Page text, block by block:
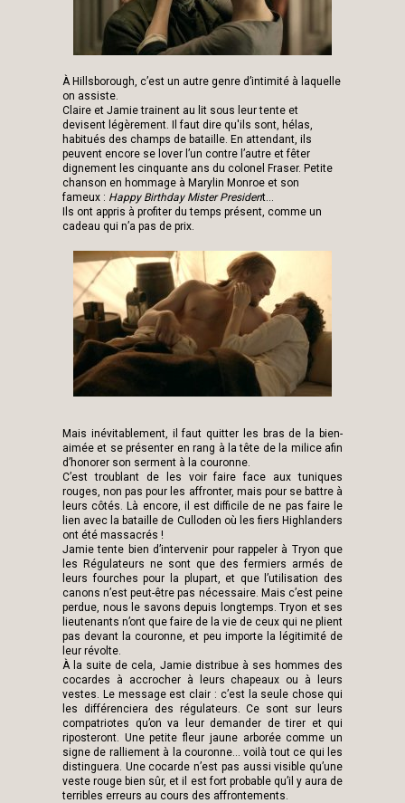
Mais inévitablement, il faut quitter les bras de la bien-
aimée et se présenter en rang à la tête de la milice afin
d’honorer son serment à la couronne.
C’est troublant de les voir faire face aux tuniques
rouges, non pas pour les affronter, mais pour se battre à
leurs côtés. Là encore, il est difficile de ne pas faire le
lien avec la bataille de Culloden où les fiers Highlanders
ont été massacrés !
Jamie tente bien d’intervenir pour rappeler à Tryon que
les Régulateurs ne sont que des fermiers armés de
leurs fourches pour la plupart, et que l’utilisation des
canons n’est peut-être pas nécessaire. Mais c’est peine
perdue, nous le savons depuis longtemps. Tryon et ses
lieutenants n’ont que faire de la vie de ceux qui ne plient
pas devant la couronne, et peu importe la légitimité de
leur révolte.
À la suite de cela, Jamie distribue à ses hommes des
cocardes à accrocher à leurs chapeaux ou à leurs
vestes. Le message est clair : c’est la seule chose qui
les différenciera des régulateurs. Ce sont sur leurs
compatriotes qu’on va leur demander de tirer et qui
riposteront. Une petite fleur jaune arborée comme un
signe de ralliement à la couronne… voilà tout ce qui les
distinguera. Une cocarde n’est pas aussi visible qu’une
veste rouge bien sûr, et il est fort probable qu’il y aura de
terribles erreurs au cours des affrontements.
À Hillsborough, c’est un autre genre d’intimité à laquelle
on assiste.
Claire et Jamie trainent au lit sous leur tente et
devisent légèrement. Il faut dire qu'ils sont, hélas,
habitués des champs de bataille. En attendant, ils
peuvent encore se lover l’un contre l’autre et fêter
dignement les cinquante ans du colonel Fraser. Petite
chanson en hommage à Marylin Monroe et son
fameux : Happy Birthday Mister President…
Ils ont appris à profiter du temps présent, comme un
cadeau qui n’a pas de prix.